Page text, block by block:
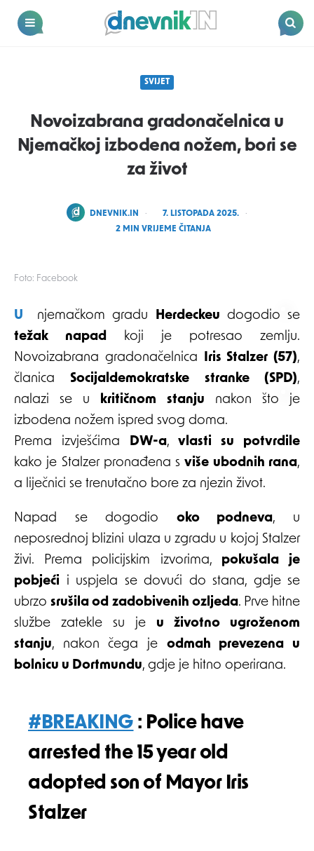
Dnevnik.in
Foto: Facebook
SVIJET
Novoizabrana gradonačelnica u
Njemačkoj izbodena nožem, bori se
za život
POSTED
DNEVNIK.IN
7. LISTOPADA 2025.
2 MIN VRIJEME ČITANJA
U njemačkom gradu Herdeckeu dogodio se
težak napad koji je potresao zemlju.
Novoizabrana gradonačelnica Iris Stalzer (57),
članicaSocijaldemokratske stranke (SPD),
nalazi se u kritičnom stanju nakon što je
izbodena nožem ispred svog doma.
Prema izvješćima DW-a,vlasti su potvrdile
kako je Stalzer pronađena sviše ubodnih rana,
a liječnici se trenutačno bore za njezin život.
Napad se dogodio oko podneva, u
neposrednoj blizini ulaza u zgradu u kojoj Stalzer
živi. Prema policijskim izvorima, pokušala je
pobjeći i uspjela se dovući do stana, gdje se
ubrzosrušila od zadobivenih ozljeda. Prve hitne
službe zatekle su je u životno ugroženom
stanju, nakon čega je odmah prevezena u
bolnicu u Dortmundu, gdje je hitno operirana.
#BREAKING : Police have
arrested the 15 year old
adopted son of Mayor Iris
Stalzer